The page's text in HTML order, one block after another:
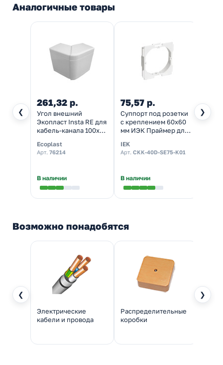
Аналогичные товары
❮ ❯
261,32 р.
Угол внешний
Экопласт Insta RE для
кабель-канала 100х40
Ecoplast
Арт. 76214
В наличии
75,57 р.
Суппорт под розетки
с креплением 60х60
мм ИЭК Праймер для
крышкой 75 мм
IEK
Арт. CKK-40D-SE75-K01
В наличии
Возможно понадобятся
❮ ❯
Электрические
кабели и провода
Распределительные
коробки